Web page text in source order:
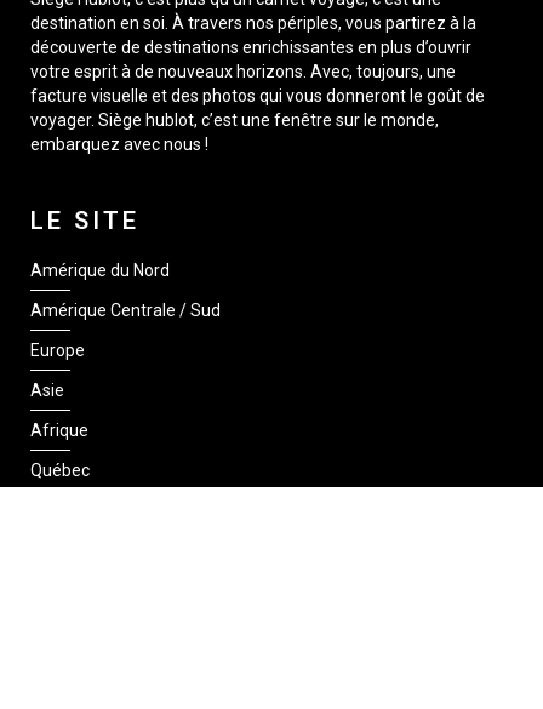
destination en soi. À travers nos périples, vous partirez à la
découverte de destinations enrichissantes en plus d’ouvrir
votre esprit à de nouveaux horizons. Avec, toujours, une
facture visuelle et des photos qui vous donneront le goût de
voyager. Siège hublot, c’est une fenêtre sur le monde,
embarquez avec nous !
LE SITE
Amérique du Nord
Amérique Centrale / Sud
Europe
Asie
Afrique
Québec